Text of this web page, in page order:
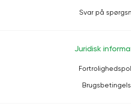
Svar på
Juridisk